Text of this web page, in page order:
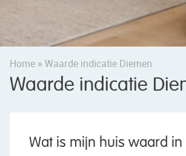
Home » Waarde indicatie Diemen
Waarde indicatie
Wat is mijn huis waard in